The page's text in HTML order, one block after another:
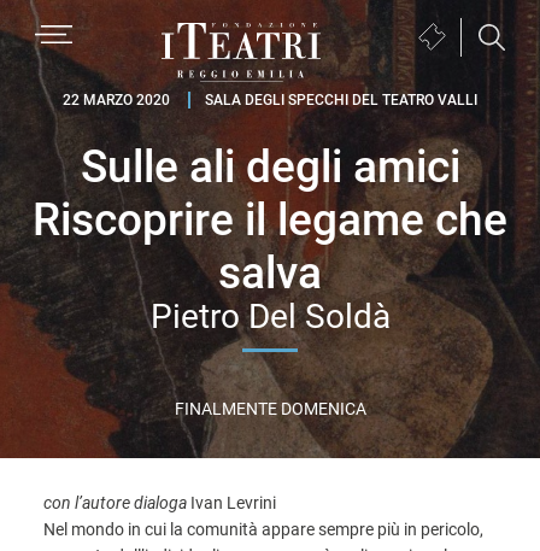
Passa
alla
navigazione
primaria
Passa
al
contenuto
principale
Passa
al
pagina
MENU
Fondazione
Teatri
Emilia
Biglietteria
apre
una
nuova
finestra)
22 MARZO 2020 SALA DEGLI SPECCHI DEL TEATRO VALLI
Sulle ali degli amici
Riscoprire il legame che
salva
Pietro Del Soldà
FINALMENTE DOMENICA
con l’autore dialoga Ivan Levrini
Nel mondo in cui la comunità appare sempre più in pericolo,